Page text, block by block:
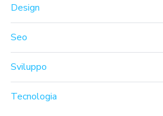
Design
Seo
Sviluppo
Tecnologia